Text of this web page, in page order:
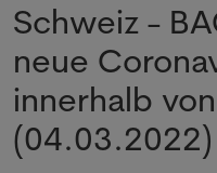
Schweiz -
neue
innerhalb
(04.03.2022)